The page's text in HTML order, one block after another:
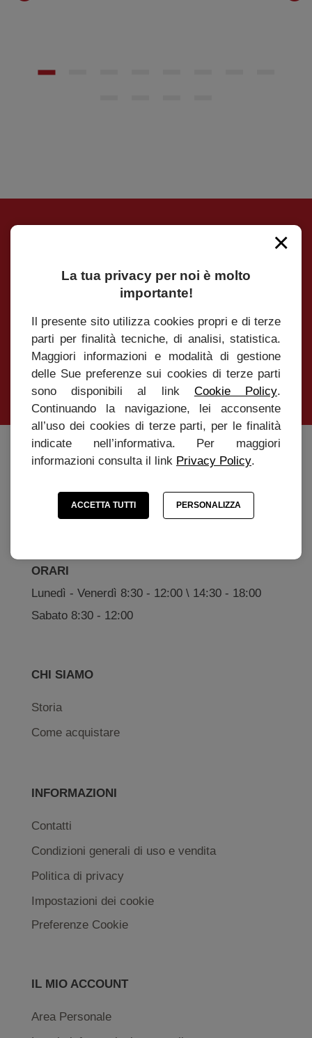
Iscriviti alla Newsletter per essere sempre
aggiornato su tutte le novità e le promozioni
INVIA
Tel. +39 045 6201131 - P.IVA 04166750234
ORARI
Lunedì - Venerdì 8:30 - 12:00 \ 14:30 - 18:00
Sabato 8:30 - 12:00
CHI SIAMO
Storia
Come acquistare
INFORMAZIONI
Contatti
Condizioni generali di uso e vendita
Politica di privacy
Impostazioni dei cookie
Preferenze Cookie
IL MIO ACCOUNT
Area Personale
×
La tua privacy per noi è molto
importante!
Il presente sito utilizza cookies propri e di terze
parti per finalità tecniche, di analisi, statistica.
Maggiori informazioni e modalità di gestione
delle Sue preferenze sui cookies di terze parti
sono disponibili al link Cookie Policy.
Continuando la navigazione, lei acconsente
all’uso dei cookies di terze parti, per le finalità
indicate nell’informativa. Per maggiori
informazioni consulta il link Privacy Policy.
ACCETTA TUTTI PERSONALIZZA